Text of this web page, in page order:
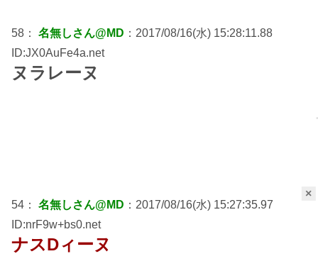
×
58： 名無しさん@MD ：2017/08/16(水) 15:28:11.88
ID:JX0AuFe4a.net
ヌラレーヌ
54： 名無しさん@MD ：2017/08/16(水) 15:27:35.97
ID:nrF9w+bs0.net
ナスDィーヌ